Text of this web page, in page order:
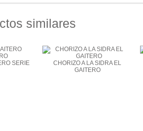
similares
SERIE
CHORIZO A LA SIDRA EL
GAITERO